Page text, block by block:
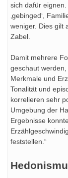
sich dafür
‚gebinged‘,
weniger. Dies gilt
Zabel.
Damit mehrere
geschaut
Merkmale und
Tonalität und
korrelieren sehr
Umgebung der
Ergebnisse
feststellen.“